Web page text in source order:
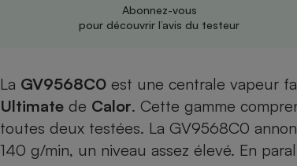
Abonnez-vous
pour découvrir l’avis du testeur
La GV9568C0 est une centrale vapeur
Ultimate de Calor. Cette gamme
toutes deux testées. La GV9568C0
140 g/min, un niveau assez élevé. En